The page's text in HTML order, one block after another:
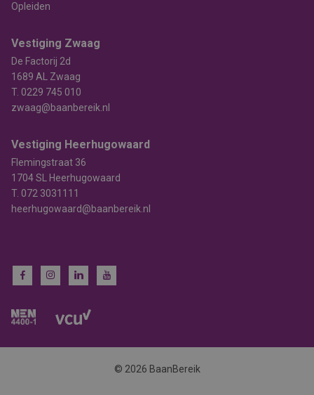
Opleiden
Vestiging Zwaag
De Factorij 2d
1689 AL Zwaag
T. 0229 745 010
zwaag@baanbereik.nl
Vestiging Heerhugowaard
Flemingstraat 36
1704 SL Heerhugowaard
T. 072 3031111
heerhugowaard@baanbereik.nl
© 2026 BaanBereik